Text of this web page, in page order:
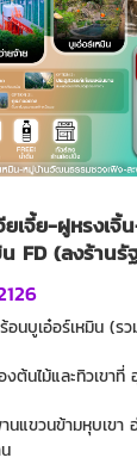
ยเจี้ย-ฝูหรงเ
FD (ลงร้านรั
อนบูเอ๋อร์เหมิน (ร
ต้นไม้และทิวเขาที่
นแขวนข้ามหุบเข